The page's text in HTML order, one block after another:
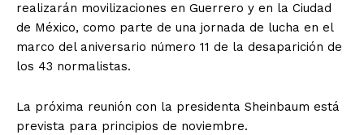
realizarán movilizaciones en Guerrero y en la Ciudad
de México, como parte de una jornada de lucha en el
marco del aniversario número 11 de la desaparición de
los 43 normalistas.
La próxima reunión con la presidenta Sheinbaum está
prevista para principios de noviembre.